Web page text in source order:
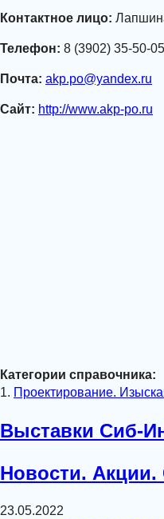
Контактное лицо:
Телефон: 8 (3902) 35-50-
Почта: akp.po@yandex.ru
Сайт: http://www.akp-po.ru
Категории справочника:
1. Проектирование.
Выставки Сиб-
Новости. Акции.
23.05.2022